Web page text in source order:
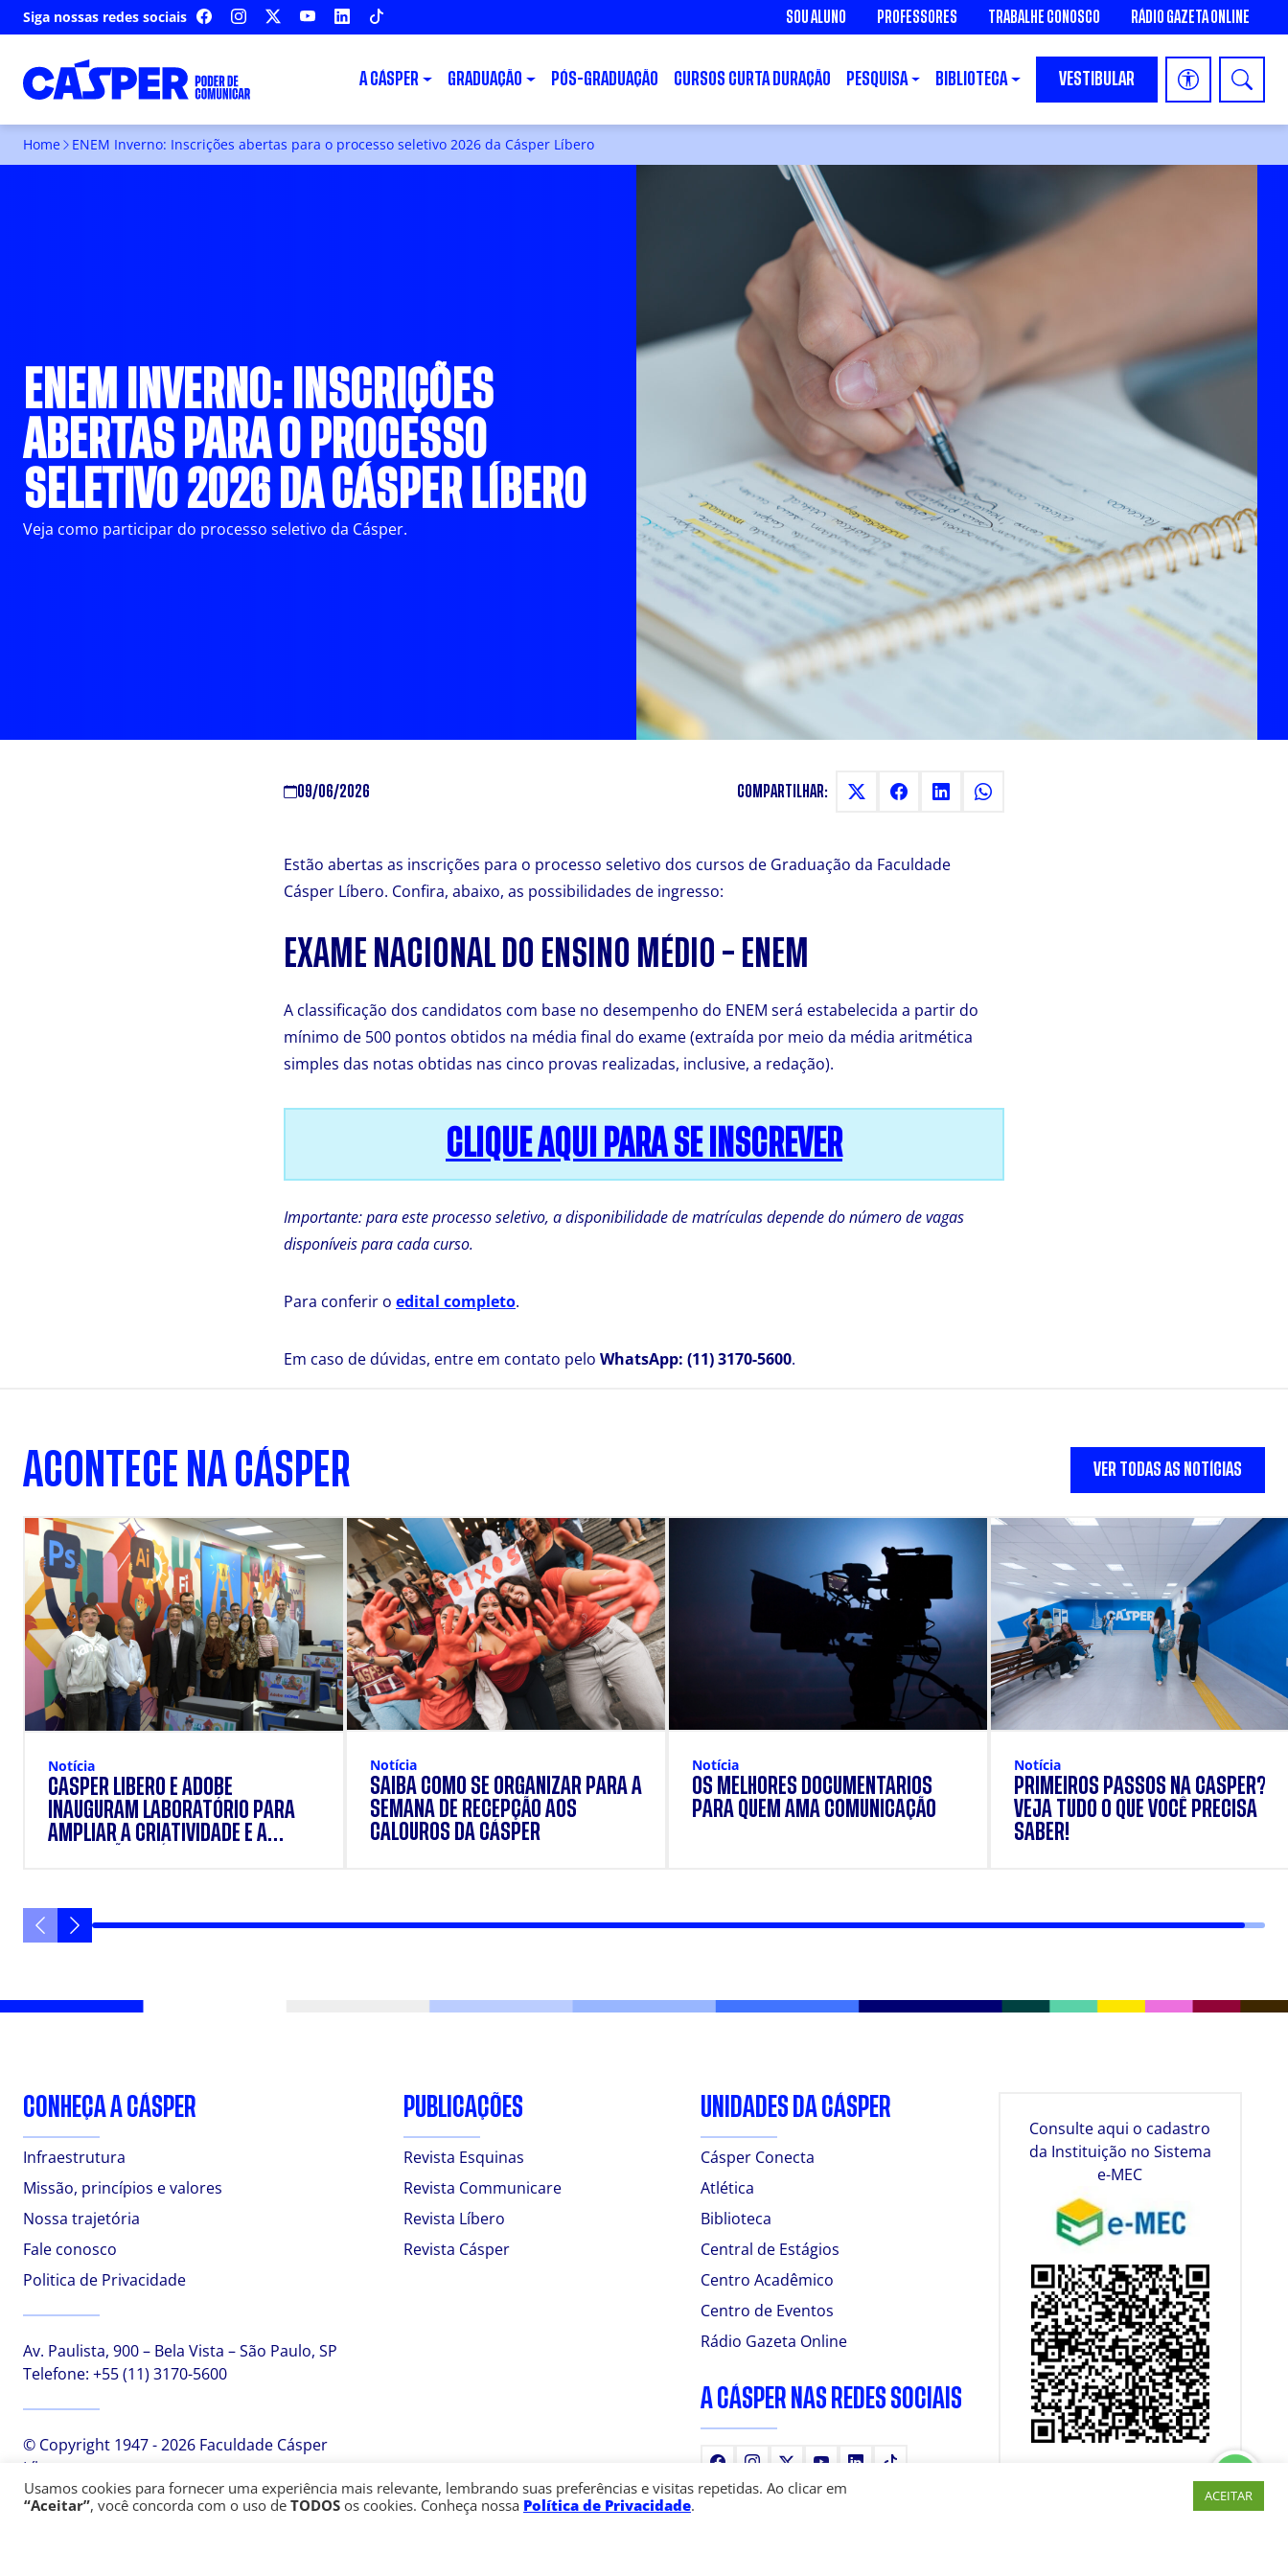
Siga nossas redes sociais FACEBOOKINSTAGRAM YOUTUBELINKEDIN SOU ALUNO PROFESSORES TRABALHE CONOSCO RÁDIO GAZETA ONLINE
A CÁSPER GRADUAÇÃO PÓS-GRADUAÇÃO CURSOS CURTA DURAÇÃO PESQUISA BIBLIOTECA VESTIBULAR
Home ENEM Inverno: Inscrições abertas para o processo seletivo 2026 da Cásper Líbero
ENEM INVERNO: INSCRIÇÕES
ABERTAS PARA O PROCESSO
SELETIVO 2026 DA CÁSPER LÍBERO
Veja como participar do processo seletivo da Cásper.
09/06/2026 COMPARTILHAR:
Estão abertas as inscrições para o processo seletivo dos cursos de Graduação da Faculdade
Cásper Líbero. Confira, abaixo, as possibilidades de ingresso:
EXAME NACIONAL DO ENSINO MÉDIO – ENEM
A classificação dos candidatos com base no desempenho do ENEM será estabelecida a partir do
mínimo de 500 pontos obtidos na média final do exame (extraída por meio da média aritmética
simples das notas obtidas nas cinco provas realizadas, inclusive, a redação).
CLIQUE AQUI PARA SE INSCREVER
Importante: para este processo seletivo, a disponibilidade de matrículas depende do número de vagas
disponíveis para cada curso.
Para conferir o edital completo.
Em caso de dúvidas, entre em contato pelo WhatsApp: (11) 3170-5600.
ACONTECE NA CÁSPER VER TODAS AS NOTÍCIAS
Notícia
CÁSPER LÍBERO E ADOBE
INAUGURAM LABORATÓRIO PARA
AMPLIAR A CRIATIVIDADE E A
Notícia
SAIBA COMO SE ORGANIZAR PARA A
SEMANA DE RECEPÇÃO AOS
CALOUROS DA CÁSPER
Notícia
OS MELHORES DOCUMENTÁRIOS
PARA QUEM AMA COMUNICAÇÃO
Notícia
PRIMEIROS PASSOS NA CÁSPER?
VEJA TUDO O QUE VOCÊ PRECISA
SABER!
CONHEÇA A CÁSPER
Infraestrutura
Missão, princípios e valores
Nossa trajetória
Fale conosco
Politica de Privacidade
Av. Paulista, 900 – Bela Vista – São Paulo, SP
Telefone: +55 (11) 3170-5600
© Copyright 1947 - 2026 Faculdade Cásper
Líbero
PUBLICAÇÕES
Revista Esquinas
Revista Communicare
Revista Líbero
Revista Cásper
UNIDADES DA CÁSPER
Cásper Conecta
Atlética
Biblioteca
Central de Estágios
Centro Acadêmico
Centro de Eventos
Rádio Gazeta Online
A CÁSPER NAS REDES SOCIAIS
FacebookInstagram
X YoutubeLinkedInTikTok
Consulte aqui o cadastro
da Instituição no Sistema
e-MEC
Usamos cookies para fornecer uma experiência mais relevante, lembrando suas preferências e visitas repetidas. Ao clicar em
“Aceitar”, você concorda com o uso de TODOS os cookies. Conheça nossa Política de Privacidade. ACEITAR